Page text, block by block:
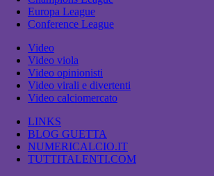
Europa League
Conference League
Video
Video viola
Video opinionisti
Video virali e divertenti
Video calciomercato
LINKS
BLOG GUETTA
NUMERICALCIO.IT
TUTTITALENTI.COM